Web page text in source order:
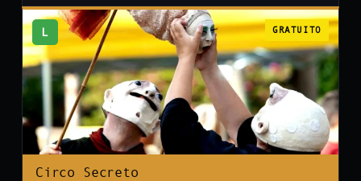
L GRATUITO
Circo Secreto